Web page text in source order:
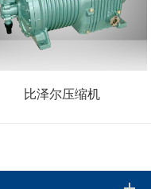
比泽尔压缩机